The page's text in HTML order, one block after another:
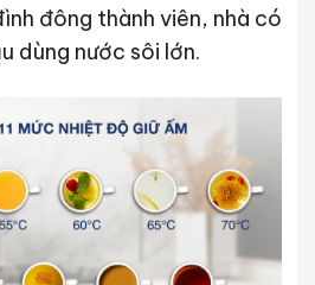
đông thành viên, nhà có
dùng nước sôi lớn.